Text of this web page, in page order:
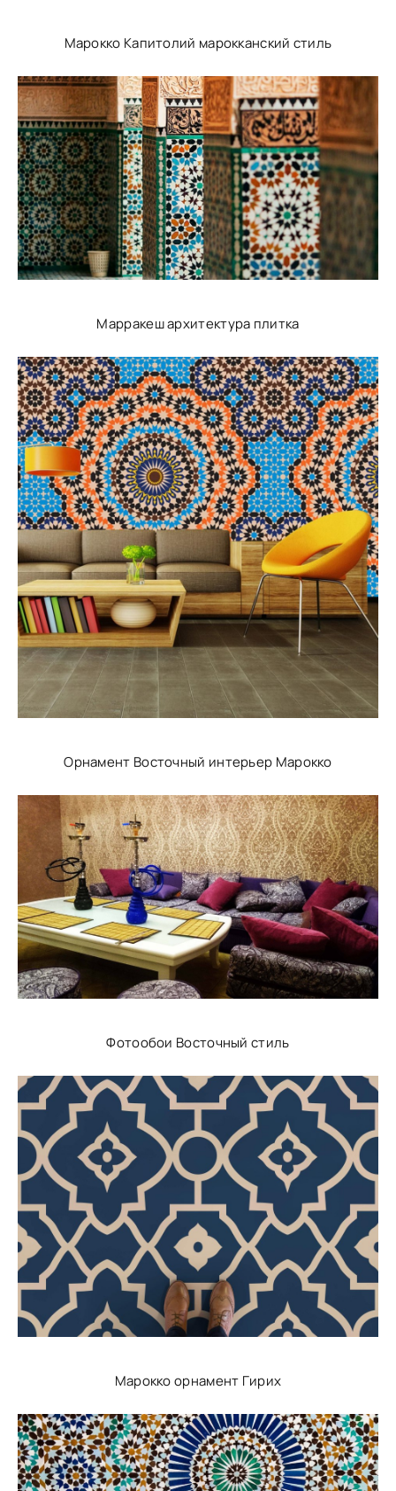
Марокко Капитолий марокканский стиль
Марракеш архитектура плитка
Орнамент Восточный интерьер Марокко
Фотообои Восточный стиль
Марокко орнамент Гирих